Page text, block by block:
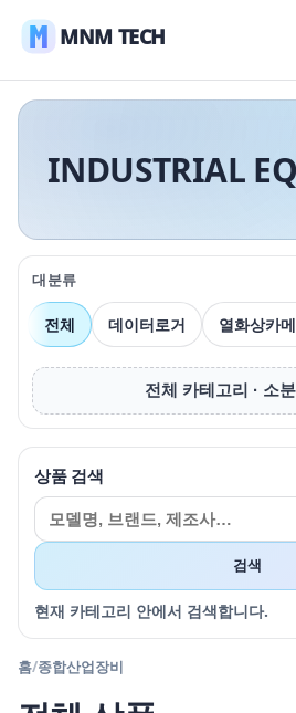
MNM TECH
INDUSTRIAL
대분류
전체 데이터로거 열화상카
전체 카테고리 · 소
상품 검색
검색
현재 카테고리 안에서 검색합니다.
홈/종합산업장비